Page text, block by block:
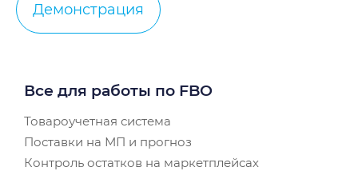
Демонстрация
Все для работы по FBO
Товароучетная система
Поставки на МП и прогноз
Контроль остатков на маркетплейсах